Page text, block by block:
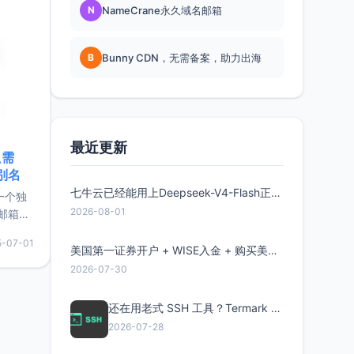
名
个独
箱等
较有
惠的
07-01
N NameCrane永久域名邮箱
B Bunny CDN，无需备案，助力出海
最近更新
七牛云已经能用上Deepseek-V4-Flash正式版了，点此领取300万Token
2026-08-01
美国第一证券开户 + WISE入金 + 购买美股全流程分享
2026-07-30
还在用老式 SSH 工具？Termark 新一代跨平台智能SSH客户端了解一下
2026-07-28